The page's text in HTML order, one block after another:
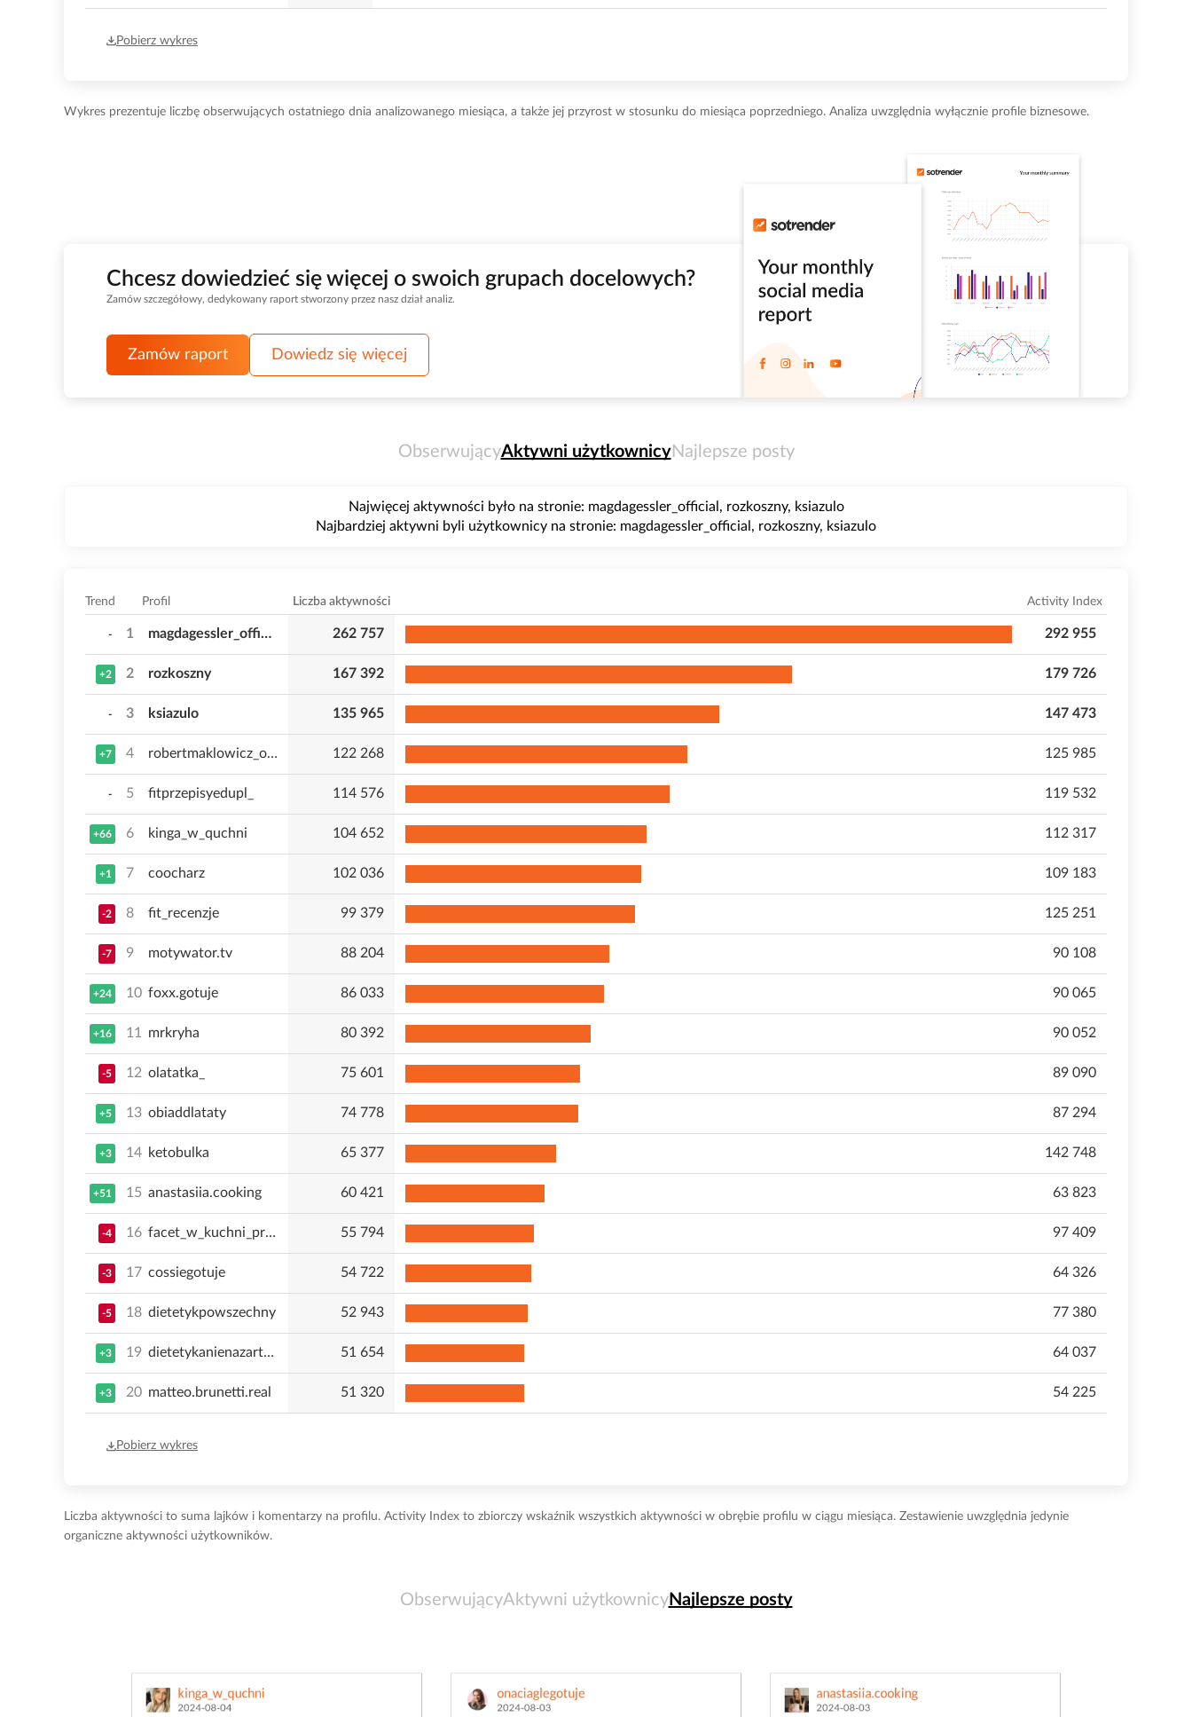
Pobierz wykres
Wykres prezentuje liczbę obserwujących ostatniego dnia analizowanego miesiąca, a także jej przyrost w stosunku do miesiąca poprzedniego. Analiza uwzględnia wyłącznie profile biznesowe.
Chcesz dowiedzieć się więcej o swoich grupach docelowych?
Zamów szczegółowy, dedykowany raport stworzony przez nasz dział analiz.
Zamów raport Dowiedz się więcej
ObserwującyAktywni użytkownicyNajlepsze posty
Najwięcej aktywności było na stronie: magdagessler_official, rozkoszny, ksiazulo
Najbardziej aktywni byli użytkownicy na stronie: magdagessler_official, rozkoszny, ksiazulo
Trend Profil Liczba aktywności Activity Index
- 1 magdagessler_official 262 757 292 955
+2 2 rozkoszny 167 392 179 726
- 3 ksiazulo 135 965 147 473
+7 4 robertmaklowicz_official 122 268 125 985
- 5 fitprzepisyedupl_ 114 576 119 532
+66 6 kinga_w_quchni 104 652 112 317
+1 7 coocharz 102 036 109 183
-2 8 fit_recenzje 99 379 125 251
-7 9 motywator.tv 88 204 90 108
+24 10 foxx.gotuje 86 033 90 065
+16 11 mrkryha 80 392 90 052
-5 12 olatatka_ 75 601 89 090
+5 13 obiaddlataty 74 778 87 294
+3 14 ketobulka 65 377 142 748
+51 15 anastasiia.cooking 60 421 63 823
-4 16 facet_w_kuchni_przy_remoncie 55 794 97 409
-3 17 cossiegotuje 54 722 64 326
-5 18 dietetykpowszechny 52 943 77 380
+3 19 dietetykanienazartypl 51 654 64 037
+3 20 matteo.brunetti.real 51 320 54 225
Pobierz wykres
Liczba aktywności to suma lajków i komentarzy na profilu. Activity Index to zbiorczy wskaźnik wszystkich aktywności w obrębie profilu w ciągu miesiąca. Zestawienie uwzględnia jedynie
organiczne aktywności użytkowników.
ObserwującyAktywni użytkownicyNajlepsze posty